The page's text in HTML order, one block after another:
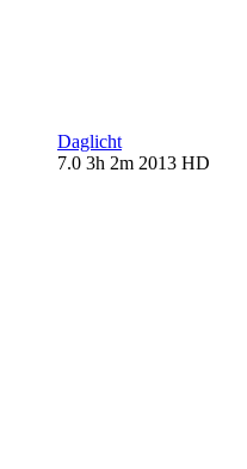
Daglicht
7.0 3h 2m 2013 HD